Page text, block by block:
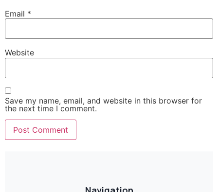
Email *
Website
Save my name, email, and website in this browser for
the next time I comment.